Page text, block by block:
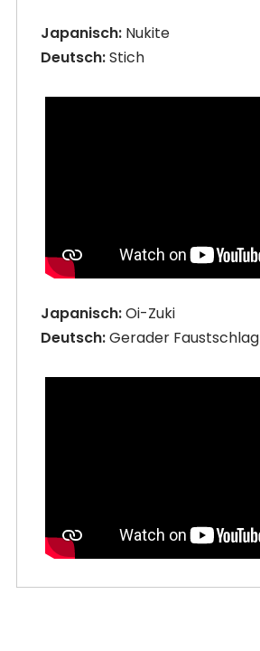
Japanisch: Nukite
Deutsch:Stich
Japanisch:Oi-Zuki
Deutsch:Gerader Faustschlag